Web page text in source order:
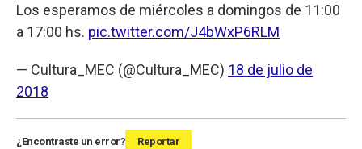
Los esperamos de miércoles a domingos de 11:00
a 17:00 hs. pic.twitter.com/J4bWxP6RLM
— Cultura_MEC (@Cultura_MEC) 18 de julio de
2018
¿Encontraste un error? Reportar